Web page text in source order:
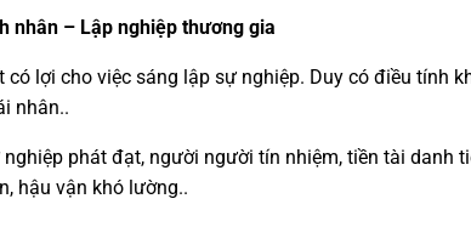
nhân – Lập nghiệp thương gia
lợi cho việc sáng lập sự nghiệp. Duy có điều tính
nhân..
phát đạt, người người tín nhiệm, tiền tài danh
hậu vận khó lường..